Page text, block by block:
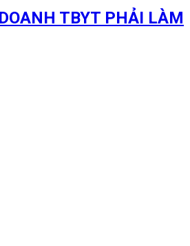
TBYT PHẢI LÀM